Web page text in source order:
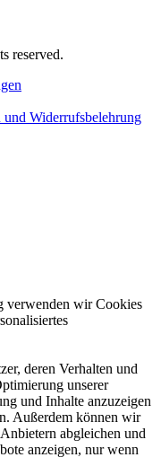
reserved.
Widerrufsbelehrung
wir Cookies
deren Verhalten und
unserer
und Inhalte anzuzeigen
Außerdem können wir
abgleichen und
anzeigen, nur wenn